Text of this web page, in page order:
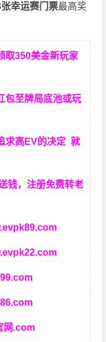
幸运赛门票最高奖
取350美金新玩家
包至牌局底池或玩
求高EV的决定就
钱，注册免费转老
网.com